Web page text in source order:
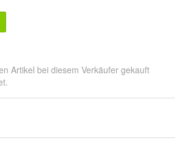
Artikel bei diesem Verkäufer gekauft